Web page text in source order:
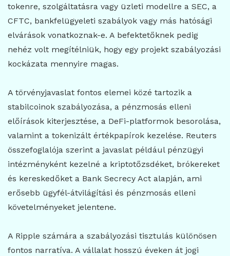
tokenre, szolgáltatásra vagy üzleti modellre a SEC, a
CFTC, bankfelügyeleti szabályok vagy más hatósági
elvárások vonatkoznak-e. A befektetőknek pedig
nehéz volt megítélniük, hogy egy projekt szabályozási
kockázata mennyire magas.
A törvényjavaslat fontos elemei közé tartozik a
stabilcoinok szabályozása, a pénzmosás elleni
előírások kiterjesztése, a DeFi-platformok besorolása,
valamint a tokenizált értékpapírok kezelése. Reuters
összefoglalója szerint a javaslat például pénzügyi
intézményként kezelné a kriptotőzsdéket, brókereket
és kereskedőket a Bank Secrecy Act alapján, ami
erősebb ügyfél-átvilágítási és pénzmosás elleni
követelményeket jelentene.
A Ripple számára a szabályozási tisztulás különösen
fontos narratíva. A vállalat hosszú éveken át jogi